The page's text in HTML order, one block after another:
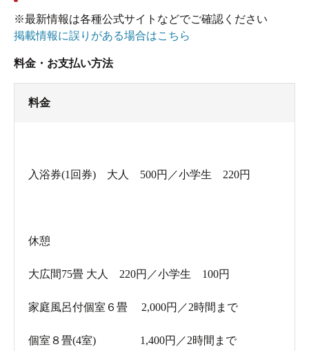
※最新情報は各種公式サイトなどでご確認ください
掲載情報に誤りがある場合はこちら
料金・お支払い方法
料金
入浴券(1回券) 大人 500円／小学生 220円
休憩
大広間75畳 大人 220円／小学生 100円
家庭風呂付個室６畳 2,000円／2時間まで
個室８畳(4室) 1,400円／2時間まで